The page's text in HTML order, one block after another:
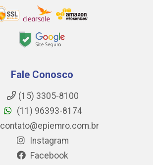
Fale Conosco
(15) 3305-8100
(11) 96393-8174
contato@epiemro.com.br
Instagram
Facebook